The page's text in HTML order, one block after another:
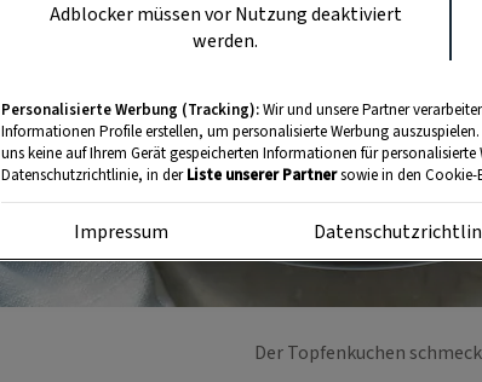
Der Topfenkuchen
Adblocker müssen vor Nutzung deaktiviert
werden.
Personalisierte Werbung (Tracking):Wir und unsere Partner
Informationen Profile erstellen, um personalisierte Werbung
uns keine auf Ihrem Gerät gespeicherten Informationen für
Datenschutzrichtlinie, in derListe unserer Partnersowie in den Cookie-
Impressum